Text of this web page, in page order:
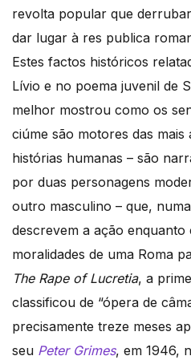
revolta popular que
dar lugar à res publica
Estes factos históricos
Lívio e no poema juvenil de
melhor mostrou como os
ciúme são motores das mais
histórias humanas – são
por duas personagens
outro masculino – que,
descrevem a ação enquanto
moralidades de uma Roma
The Rape of Lucretia, a
classificou de “ópera de
precisamente treze meses
seu Peter Grimes, em 1946,